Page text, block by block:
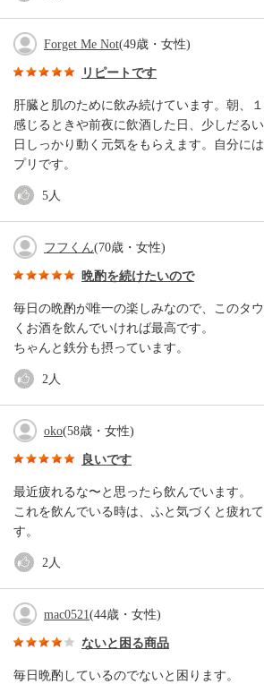
Forget Me Not(49歳・女性)
リピートです
肝臓と肌のために飲み続けています。朝、
感じるときや前夜に飲酒した日、少しだる
日しっかり動く元気をもらえます。自分に
プリです。
5人
フフくん(70歳・女性)
晩酌を続けたいので
毎日の晩酌が唯一の楽しみなので、このタ
くお酒を飲んでいければ最高です。
ちゃんと鉄分も摂っています。
2人
oko(58歳・女性)
良いです
最近疲れるな〜と思ったら飲んでいます。
これを飲んでいる時は、ふと気づくと疲れ
す。
2人
mac0521(44歳・女性)
ないと困る商品
毎日晩酌しているのでないと困ります。